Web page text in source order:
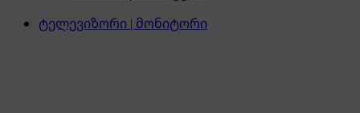
ტელევიზორი | მონიტორი